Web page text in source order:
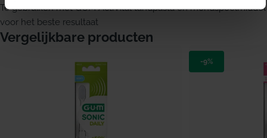
Te gebruiken met GUM ActiVital tandpasta en mondspoelmiddel
voor het beste resultaat
Vergelijkbare producten
-9%